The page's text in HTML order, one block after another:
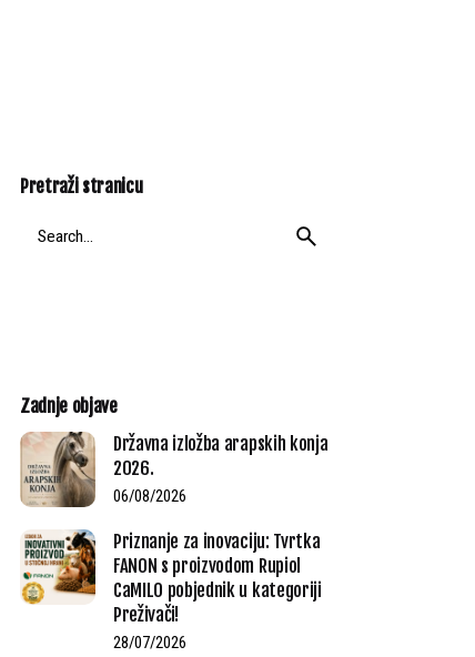
Pretraži stranicu
Zadnje objave
Državna izložba arapskih konja
2026.
06/08/2026
Priznanje za inovaciju: Tvrtka
FANON s proizvodom Rupiol
CaMILO pobjednik u kategoriji
Preživači!
28/07/2026